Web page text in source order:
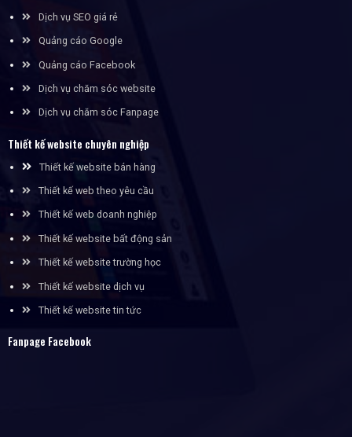
Dịch vụ SEO giá rẻ
Quảng cáo Google
Quảng cáo Facebook
Dịch vụ chăm sóc website
Dịch vụ chăm sóc Fanpage
Thiết kế website chuyên nghiệp
Thiết kế website bán hàng
Thiết kế web theo yêu cầu
Thiết kế web doanh nghiệp
Thiết kế website bất động sản
Thiết kế website trường học
Thiết kế website dịch vụ
Thiết kế website tin tức
Fanpage Facebook